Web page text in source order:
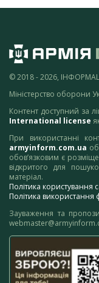
© 2018 - 2026,
Міністерство оборони
Контент доступний за
International license
При використанні
armyinform.com.ua
обов’язковим є
відкритого для
матеріал.
Політика користування
Політика використання
Зауваження та